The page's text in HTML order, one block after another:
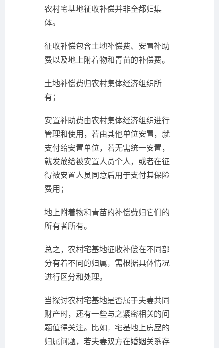
农村宅基地征收补偿并非全都归集
体。
征收补偿包含土地补偿费、安置补助
费以及地上附着物和青苗的补偿费。
土地补偿费归农村集体经济组织所
有；
安置补助费由农村集体经济组织进行
管理和使用，若由其他单位安置，就
支付给安置单位，若无需统一安置，
就发放给被安置人员个人，或者在征
得被安置人员同意后用于支付其保险
费用；
地上附着物和青苗的补偿费归它们的
所有者所有。
总之，农村宅基地征收补偿在不同部
分有着不同的归属，需根据具体情况
进行区分和处理。
当探讨农村宅基地是否属于夫妻共同
财产时，还有一些与之紧密相关的问
题值得关注。比如，宅基地上房屋的
归属问题，若夫妻双方在婚姻关系存